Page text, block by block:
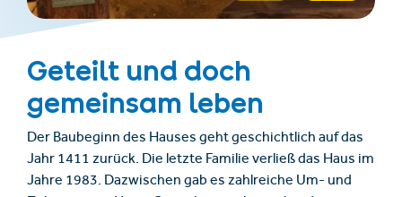
Geteilt und doch
gemeinsam leben
Der Baubeginn des Hauses geht geschichtlich auf das
Jahr 1411 zurück. Die letzte Familie verließ das Haus im
Jahre 1983. Dazwischen gab es zahlreiche Um- und